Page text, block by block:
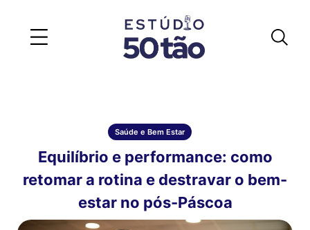
Saúde e Bem Estar
Equilíbrio e performance: como
retomar a rotina e destravar o bem-
estar no pós-Páscoa